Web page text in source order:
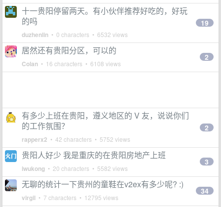
十一贵阳停留两天。有小伙伴推荐好吃的，好玩
的吗
duzhenlin • 0 characters • 6532 views
19
居然还有贵阳分区，可以的
Colan • 16 characters • 6108 views
2
有多少上班在贵阳，遵义地区的 V 友，说说你们
的工作氛围？
rapperx2 • 42 characters • 5752 views
2
贵阳人好少 我是重庆的在贵阳房地产上班
iwukong • 20 characters • 5582 views
3
无聊的统计一下贵州的童鞋在v2ex有多少呢? :)
virgil • 7 characters • 12795 views
34